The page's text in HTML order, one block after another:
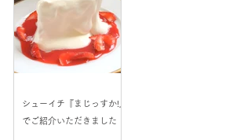
シューイチ『まじっすか!』
でご紹介いただきました